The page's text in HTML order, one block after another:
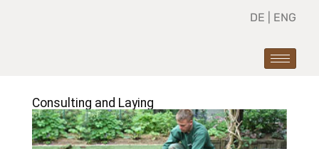
DE ENG
Consulting and Laying